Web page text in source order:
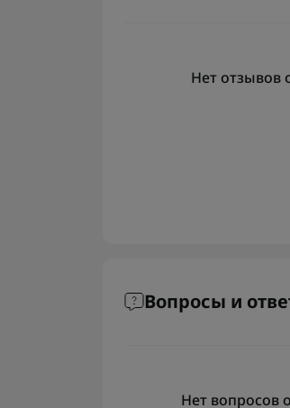
Нет отзывов
Вопросы и
Нет вопросов